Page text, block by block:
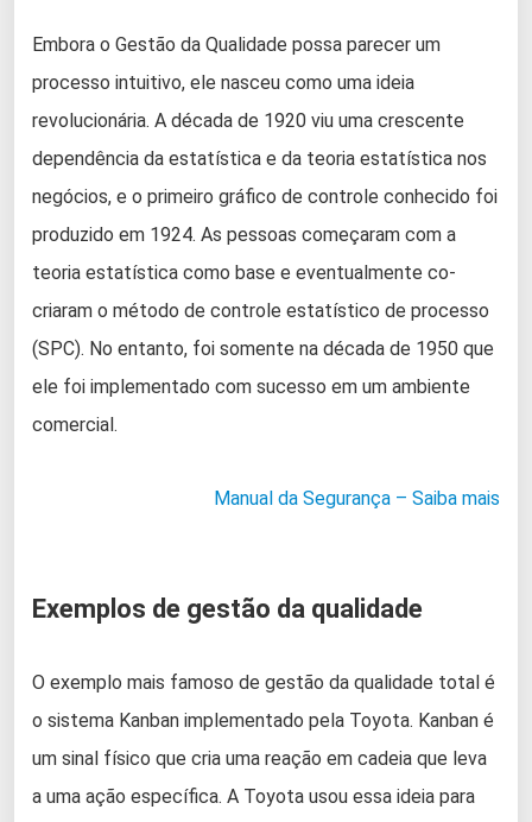
Embora o Gestão da Qualidade possa parecer um
processo intuitivo, ele nasceu como uma ideia
revolucionária. A década de 1920 viu uma crescente
dependência da estatística e da teoria estatística nos
negócios, e o primeiro gráfico de controle conhecido foi
produzido em 1924. As pessoas começaram com a
teoria estatística como base e eventualmente co-
criaram o método de controle estatístico de processo
(SPC). No entanto, foi somente na década de 1950 que
ele foi implementado com sucesso em um ambiente
comercial.
Manual da Segurança – Saiba mais
Exemplos de gestão da qualidade
O exemplo mais famoso de gestão da qualidade total é
o sistema Kanban implementado pela Toyota. Kanban é
um sinal físico que cria uma reação em cadeia que leva
a uma ação específica. A Toyota usou essa ideia para